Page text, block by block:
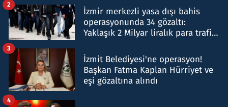
İzmir merkezli yasa dışı bahis
operasyonunda 34 gözaltı:
Yaklaşık 2 Milyar liralık para trafiği
2
İzmit Belediyesi'ne operasyon!
Başkan Fatma Kaplan Hürriyet ve
eşi gözaltına alındı
3
4